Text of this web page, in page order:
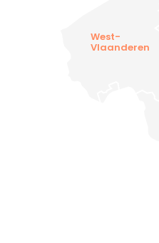
West-
Vlaanderen